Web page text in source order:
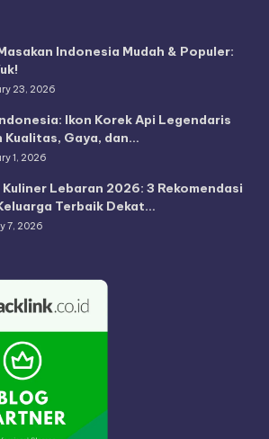
Indonesia Mudah & Populer:
23, 2026
Ikon Korek Api Legendaris
Kualitas, Gaya, dan…
1, 2026
Lebaran 2026: 3 Rekomendasi
Terbaik Dekat…
7, 2026